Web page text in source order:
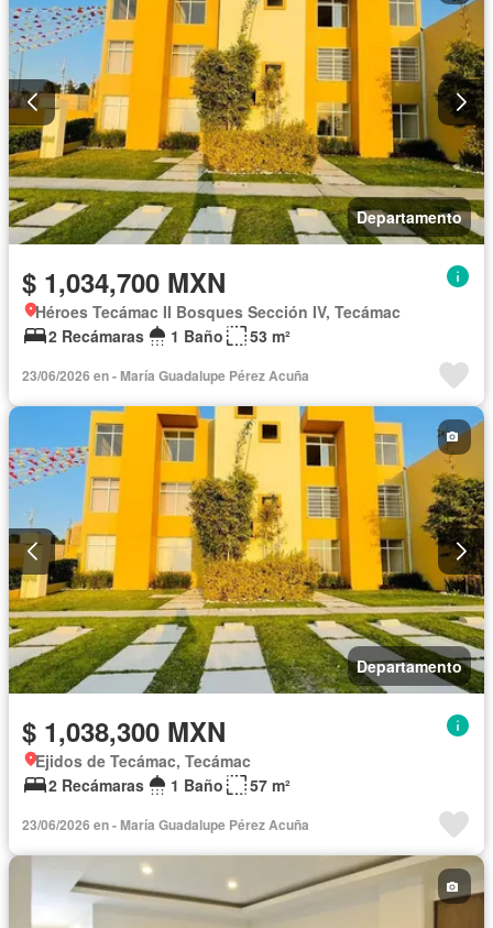
Departamento
$ 1,034,700 MXN
Héroes Tecámac II Bosques Sección IV, Tecámac
2 Recámaras
1 Baño 53 m²
23/06/2026 en - María Guadalupe Pérez Acuña
Departamento
$ 1,038,300 MXN
Ejidos de Tecámac, Tecámac
2 Recámaras
1 Baño 57 m²
23/06/2026 en - María Guadalupe Pérez Acuña